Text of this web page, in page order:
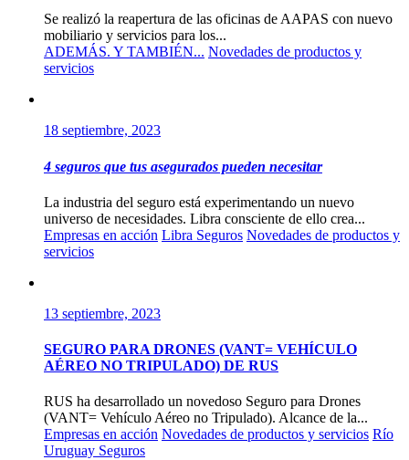
Se realizó la reapertura de las oficinas de AAPAS con nuevo
mobiliario y servicios para los...
ADEMÁS. Y TAMBIÉN... Novedades de productos y
servicios
18 septiembre, 2023
4 seguros que tus asegurados pueden necesitar
La industria del seguro está experimentando un nuevo
universo de necesidades. Libra consciente de ello crea...
Empresas en acción Libra Seguros Novedades de productos y
servicios
13 septiembre, 2023
SEGURO PARA DRONES (VANT= VEHÍCULO
AÉREO NO TRIPULADO) DE RUS
RUS ha desarrollado un novedoso Seguro para Drones
(VANT= Vehículo Aéreo no Tripulado). Alcance de la...
Empresas en acción Novedades de productos y servicios Río
Uruguay Seguros